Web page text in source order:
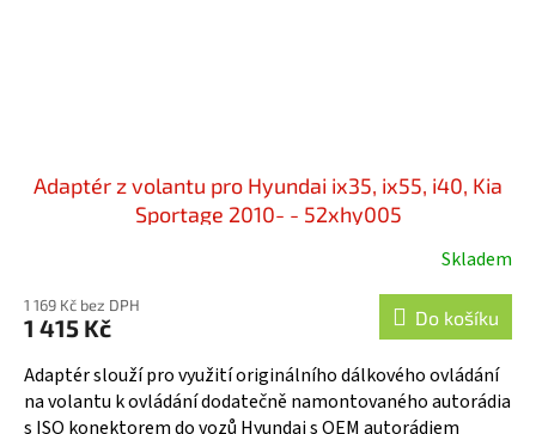
Adaptér z volantu pro Hyundai ix35, ix55, i40, Kia
Sportage 2010- - 52xhy005
Skladem
1 169 Kč bez DPH
1 415 Kč Do košíku
Adaptér slouží pro využití originálního dálkového ovládání
na volantu k ovládání dodatečně namontovaného autorádia
s ISO konektorem do vozů Hyundai s OEM autorádiem